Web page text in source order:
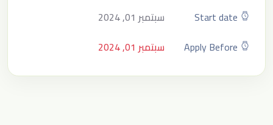
Start date
سبتمبر 01, 2024
Apply Before
سبتمبر 01, 2024